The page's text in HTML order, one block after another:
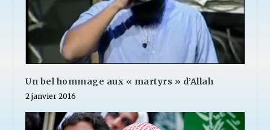
Un bel hommage aux « martyrs » d’Allah
2 janvier 2016